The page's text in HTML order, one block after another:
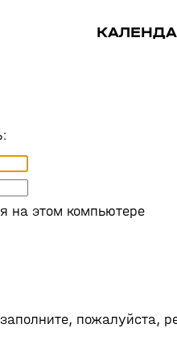
на этом компьютере
пожалуйста,